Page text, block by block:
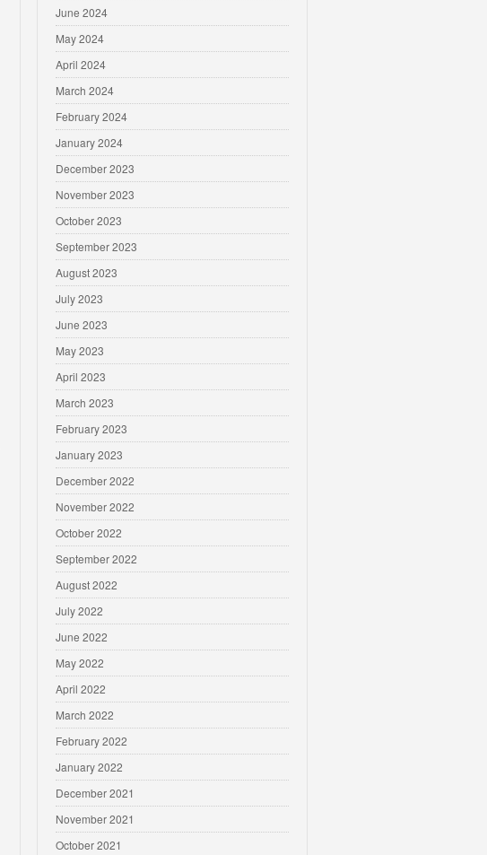
June 2024
May 2024
April 2024
March 2024
February 2024
January 2024
December 2023
November 2023
October 2023
September 2023
August 2023
July 2023
June 2023
May 2023
April 2023
March 2023
February 2023
January 2023
December 2022
November 2022
October 2022
September 2022
August 2022
July 2022
June 2022
May 2022
April 2022
March 2022
February 2022
January 2022
December 2021
November 2021
October 2021